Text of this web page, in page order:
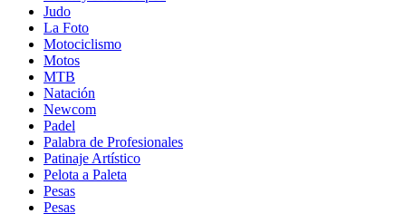
Judo
La Foto
Motociclismo
Motos
MTB
Natación
Newcom
Padel
Palabra de Profesionales
Patinaje Artístico
Pelota a Paleta
Pesas
Pesas